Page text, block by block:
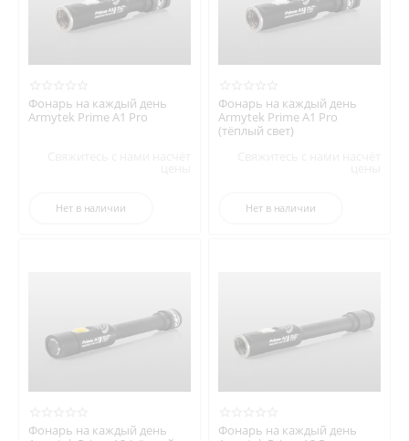
Фонарь на каждый день
Armytek Prime A1 Pro
Нет в наличии
Фонарь на каждый день
Armytek Prime A1 Pro
(тёплый свет)
Нет в наличии
Фонарь на каждый день
Фонарь на каждый день